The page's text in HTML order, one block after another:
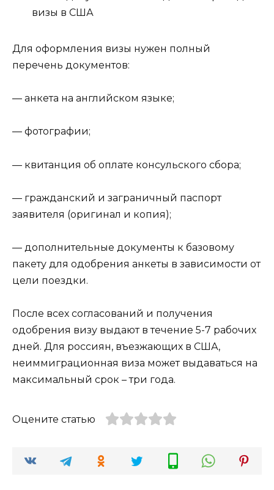
визы в США
Для оформления визы нужен полный
перечень документов:
— анкета на английском языке;
— фотографии;
— квитанция об оплате консульского сбора;
— гражданский и заграничный паспорт
заявителя (оригинал и копия);
— дополнительные документы к базовому
пакету для одобрения анкеты в зависимости от
цели поездки.
После всех согласований и получения
одобрения визу выдают в течение 5-7 рабочих
дней. Для россиян, въезжающих в США,
неиммиграционная виза может выдаваться на
максимальный срок – три года.
Оцените статью